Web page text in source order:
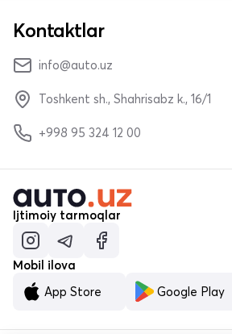
Kontaktlar
info@auto.uz
Toshkent sh., Shahrisabz k., 16/1
+998 95 324 12 00
Ijtimoiy tarmoqlar
Mobil ilova
App Store
Google Play